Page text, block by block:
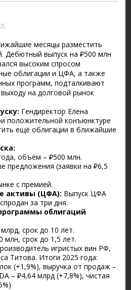
месяцы разместить
Дебютный выпуск на ₽500 млн
высоким спросом
облигации и ЦФА, а также
программ, подталкивают
на долговой рынок
Гендиректор Елена
положительной конъюнктуре
ещё облигации в ближайшие
объём – ₽500 млн.
предложения (заявки на ₽6,5
с премией.
активы (ЦФА): Выпуск ЦФА
за три дня.
облигаций
срок до 10 лет.
млн, срок до 1,5 лет.
игристых вин РФ,
Титова. Итоги 2025 года:
(+1,9%), выручка от продаж –
– ₽4,64 млрд (+7,8%), чистая